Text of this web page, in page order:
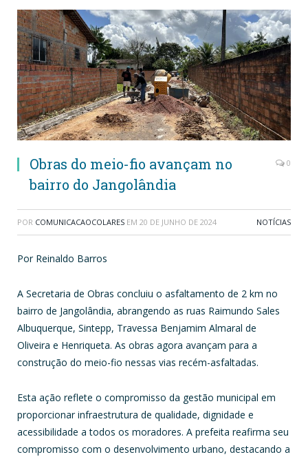
Obras do meio-fio avançam no
bairro do Jangolândia
0
POR COMUNICACAOCOLARES EM 20 DE JUNHO DE 2024 NOTÍCIAS
Por Reinaldo Barros
A Secretaria de Obras concluiu o asfaltamento de 2 km no
bairro de Jangolândia, abrangendo as ruas Raimundo Sales
Albuquerque, Sintepp, Travessa Benjamim Almaral de
Oliveira e Henriqueta. As obras agora avançam para a
construção do meio-fio nessas vias recém-asfaltadas.
Esta ação reflete o compromisso da gestão municipal em
proporcionar infraestrutura de qualidade, dignidade e
acessibilidade a todos os moradores. A prefeita reafirma seu
compromisso com o desenvolvimento urbano, destacando a